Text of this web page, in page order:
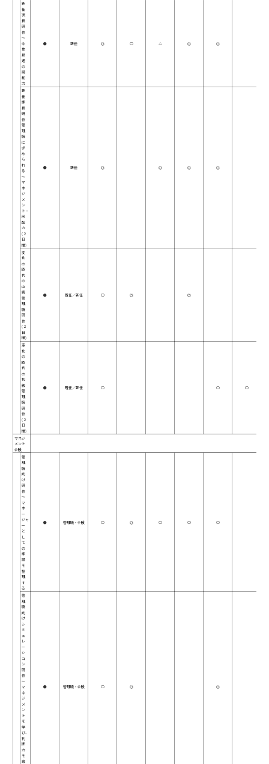
新
任
次
長
研
修
～
全
体
最
適
の
調
和
力
● 新任 ◎ ○ △ ◎ ◎
新
任
課
長
研
修
管
理
職
に
求
め
ら
れ
る
～
マ
ネ
ジ
メ
ン
ト・
采
配
力
(２
日
間)
● 新任 ◎ ◎ ◎ ◎
変
化
の
時
代
の
中
級
管
理
職
研
修
(２
日
間)
● 既任／新任 ○ ◎ ◎
変
化
の
時
代
の
初
級
管
理
職
研
修
(２
日
間)
● 既任／新任 ○ ○ ○
マネジ
メント
全般
管
理
職
向
け
研
修
～
マ
ネ
ー
ジャ
ー
と
し
て
の
課
題
を
整
理
す
る
● 管理職・全般 ○ ◎ ○ ○ ○
管
理
職
向
け
シ
ミ
ュ
レ
ー
シ
ョ
ン
研
修
～
マ
ネ
ジ
メ
ン
ト
を
学
び、
判
断
力
を
鍛
● 管理職・全般 ○ ◎ ◎